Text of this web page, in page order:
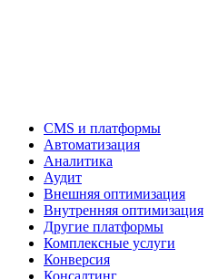
CMS и платформы
Автоматизация
Аналитика
Аудит
Внешняя оптимизация
Внутренняя оптимизация
Другие платформы
Комплексные услуги
Конверсия
Консалтинг